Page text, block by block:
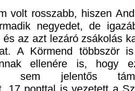
volt rosszabb, hiszen
negyedet, de
és az azt lezáró zsákolás
A Körmend többször
ellenére is, hogy
sem jelentős